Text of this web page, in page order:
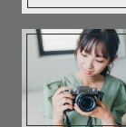
自称ホテルヲ
    素敵なホテルに夢中です
来年のニュー
国内外問わず